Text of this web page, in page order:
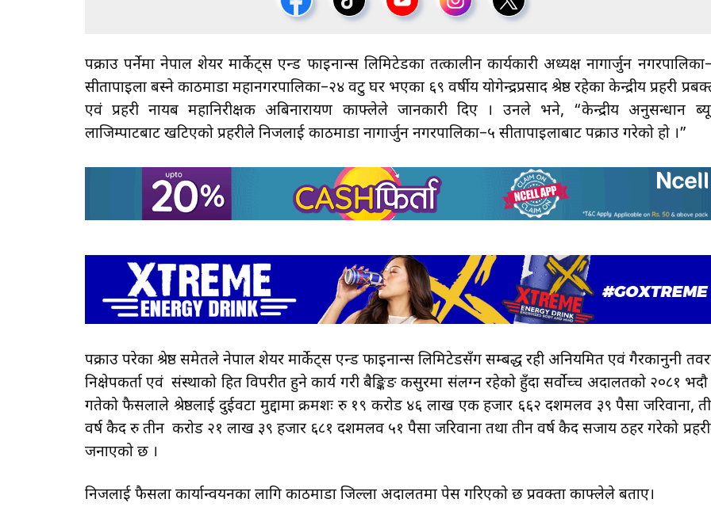
पक्राउ पर्नेमा नेपाल शेयर मार्केट्स एन्ड फाइनान्स लिमिटेडका तत्कालीन कार्यकारी अध्यक्ष नागार्जुन
सीतापाइला बस्ने काठमाडौँ महानगरपालिका–२४ वटु घर भएका ६९ वर्षीय योगेन्द्रप्रसाद श्रेष्ठ रहेका केन्द्रीय प्रहरी
एवं प्रहरी नायब महानिरीक्षक अबिनारायण काफ्लेले जानकारी दिए । उनले भने, “केन्द्रीय अनुसन्धान
लाजिम्पाटबाट खटिएको प्रहरीले निजलाई काठमाडौँ नागार्जुन नगरपालिका–५ सीतापाइलाबाट पक्राउ गरेको हो ।”
पक्राउ परेका श्रेष्ठ समेतले नेपाल शेयर मार्केट्स एन्ड फाइनान्स लिमिटेडसँग सम्बद्ध रही अनियमित एवं गैरकानुनी
निक्षेपकर्ता एवं संस्थाको हित विपरीत हुने कार्य गरी बैङ्किङ कसुरमा संलग्न रहेको हुँदा सर्वोच्च अदालतको २०८१
गतेको फैसलाले श्रेष्ठलाई दुईवटा मुद्दामा क्रमशः रु १९ करोड ४६ लाख एक हजार ६६२ दशमलव ३९ पैसा जरिवाना,
वर्ष कैद रु तीन करोड २१ लाख ३९ हजार ६८१ दशमलव ५१ पैसा जरिवाना तथा तीन वर्ष कैद सजाय ठहर गरेको
जनाएको छ ।
निजलाई फैसला कार्यान्वयनका लागि काठमाडौँ जिल्ला अदालतमा पेस गरिएको छ प्रवक्ता काफ्लेले बताए।